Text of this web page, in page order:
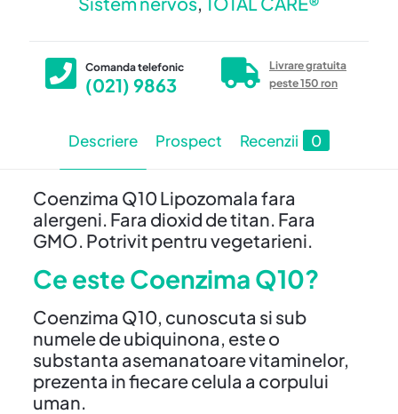
Comanda telefonic
(021) 9863
Livrare gratuita
peste 150 ron
Descriere Prospect Recenzii 0
Coenzima Q10 Lipozomala fara
alergeni. Fara dioxid de titan. Fara
GMO. Potrivit pentru vegetarieni.
Ce este Coenzima Q10?
Coenzima Q10, cunoscuta si sub
numele de ubiquinona, este o
substanta asemanatoare vitaminelor,
prezenta in fiecare celula a corpului
uman.